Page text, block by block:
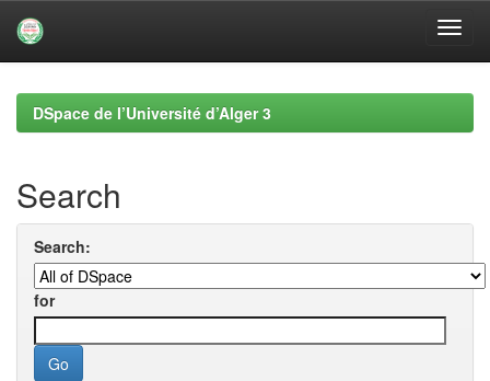
navigationDSpace de l’Université d’Alger 3
Search
Search:
for